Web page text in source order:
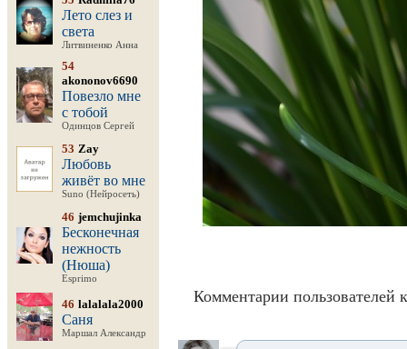
Лето слез и
света
Литвиненко Анна
54
akononov6690
Повезло мне
с тобой
Одинцов Сергей
53 Zay
Любовь
живёт во мне
Suno (Нейросеть)
46 jemchujinka
Бесконечная
нежность
(Нюша)
Esprimo
46 lalalala2000
Саня
Маршал Александр
Комментарии пользователей